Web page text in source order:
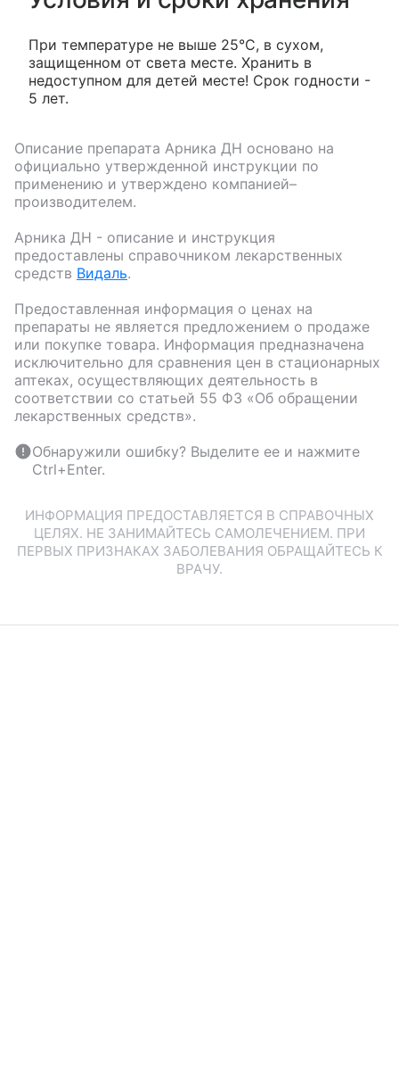
При температуре не выше 25°С, в сухом,
защищенном от света месте. Хранить в
недоступном для детей месте! Срок годности -
5 лет.
Описание препарата Арника ДН основано на
официально утвержденной инструкции по
применению и утверждено компанией–
производителем.
Арника ДН - описание и инструкция
предоставлены справочником лекарственных
средств Видаль.
Предоставленная информация о ценах на
препараты не является предложением о продаже
или покупке товара. Информация предназначена
исключительно для сравнения цен в стационарных
аптеках, осуществляющих деятельность в
соответствии со статьей 55 ФЗ «Об обращении
лекарственных средств».
Обнаружили ошибку? Выделите ее и нажмите
Ctrl+Enter.
ИНФОРМАЦИЯ ПРЕДОСТАВЛЯЕТСЯ В СПРАВОЧНЫХ
ЦЕЛЯХ. НЕ ЗАНИМАЙТЕСЬ САМОЛЕЧЕНИЕМ. ПРИ
ПЕРВЫХ ПРИЗНАКАХ ЗАБОЛЕВАНИЯ ОБРАЩАЙТЕСЬ К
ВРАЧУ.